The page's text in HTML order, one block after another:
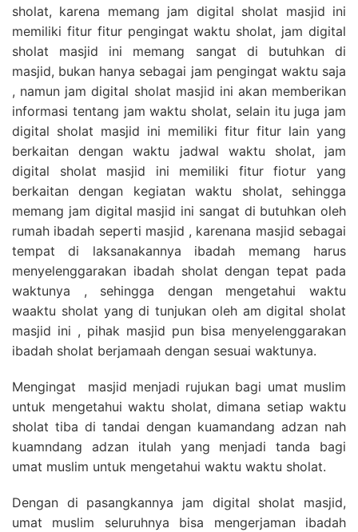
sholat, karena memang jam digital sholat masjid ini
memiliki fitur fitur pengingat waktu sholat, jam digital
sholat masjid ini memang sangat di butuhkan di
masjid, bukan hanya sebagai jam pengingat waktu saja
, namun jam digital sholat masjid ini akan memberikan
informasi tentang jam waktu sholat, selain itu juga jam
digital sholat masjid ini memiliki fitur fitur lain yang
berkaitan dengan waktu jadwal waktu sholat, jam
digital sholat masjid ini memiliki fitur fiotur yang
berkaitan dengan kegiatan waktu sholat, sehingga
memang jam digital masjid ini sangat di butuhkan oleh
rumah ibadah seperti masjid , karenana masjid sebagai
tempat di laksanakannya ibadah memang harus
menyelenggarakan ibadah sholat dengan tepat pada
waktunya , sehingga dengan mengetahui waktu
waaktu sholat yang di tunjukan oleh am digital sholat
masjid ini , pihak masjid pun bisa menyelenggarakan
ibadah sholat berjamaah dengan sesuai waktunya.
Mengingat masjid menjadi rujukan bagi umat muslim
untuk mengetahui waktu sholat, dimana setiap waktu
sholat tiba di tandai dengan kuamandang adzan nah
kuamndang adzan itulah yang menjadi tanda bagi
umat muslim untuk mengetahui waktu waktu sholat.
Dengan di pasangkannya jam digital sholat masjid,
umat muslim seluruhnya bisa mengerjaman ibadah